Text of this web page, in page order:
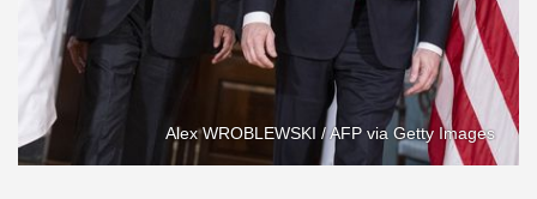
Alex WROBLEWSKI / AFP via Getty Images